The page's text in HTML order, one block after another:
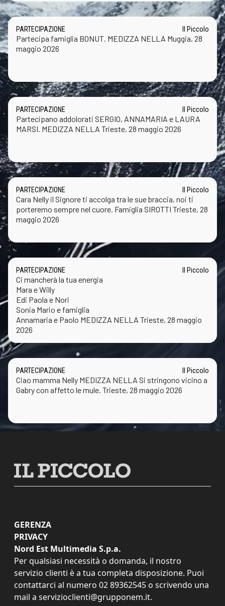
PARTECIPAZIONE Il Piccolo
Partecipa famiglia BONUT. MEDIZZA NELLA Muggia, 28
maggio 2026
PARTECIPAZIONE Il Piccolo
Partecipano addolorati SERGIO, ANNAMARIA e LAURA
MARSI. MEDIZZA NELLA Trieste, 28 maggio 2026
PARTECIPAZIONE Il Piccolo
Cara Nelly il Signore ti accolga tra le sue braccia, noi ti
porteremo sempre nel cuore. Famiglia SIROTTI Trieste, 28
maggio 2026
PARTECIPAZIONE Il Piccolo
Ci mancherà la tua energia
Mara e Willy
Edi Paola e Nori
Sonia Mario e famiglia
Annamaria e Paolo MEDIZZA NELLA Trieste, 28 maggio
2026
PARTECIPAZIONE Il Piccolo
Ciao mamma Nelly MEDIZZA NELLA Si stringono vicino a
Gabry con affetto le mule. Trieste, 28 maggio 2026
GERENZA
PRIVACY
Nord Est Multimedia S.p.a.
Per qualsiasi necessità o domanda, il nostro
servizio clienti è a tua completa disposizione. Puoi
contattarci al numero 02 89362545 o scrivendo una
mail a servizioclienti@grupponem.it.